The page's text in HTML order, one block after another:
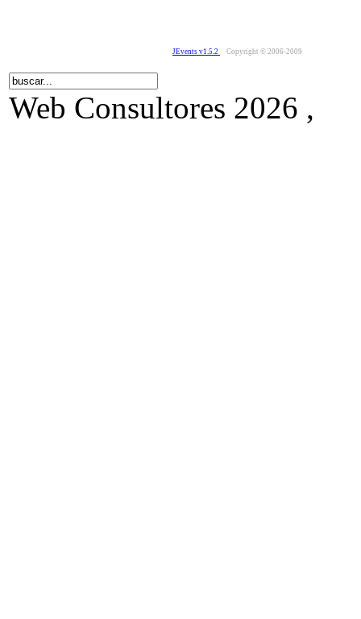
JEvents v1.5.2 Copyright © 2006-2009
Web Consultores 2026 ,